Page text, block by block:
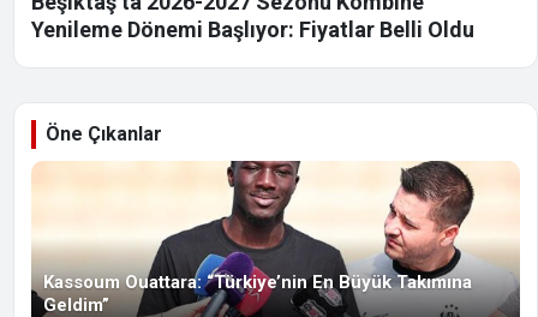
Yenileme Dönemi Başlıyor: Fiyatlar Belli Oldu
Öne Çıkanlar
Kassoum Ouattara: “Türkiye’nin En Büyük Takımına
Geldim”